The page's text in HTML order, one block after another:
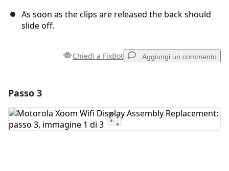
As soon as the clips are released the back should
slide off.
Chiedi a FixBot Aggiungi un commento
Aggiungi Commento
Passo 3